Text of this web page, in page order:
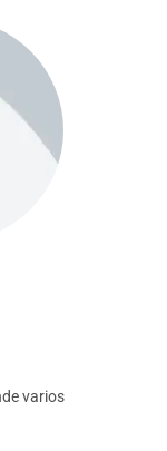
varios